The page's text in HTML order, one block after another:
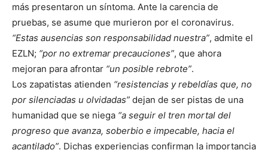
más presentaron un síntoma. Ante la carencia de
pruebas, se asume que murieron por el coronavirus.
Estas ausencias son responsabilidad nuestra , admite el
EZLN; por no extremar precauciones , que ahora
mejoran para afrontar un posible rebrote .
Los zapatistas atienden resistencias y rebeldías que, no
por silenciadas u olvidadas dejan de ser pistas de una
humanidad que se niega a seguir el tren mortal del
progreso que avanza, soberbio e impecable, hacia el
acantilado . Dichas experiencias confirman la importancia